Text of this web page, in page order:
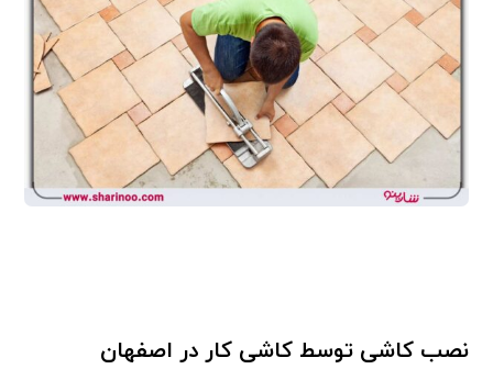
نصب کاشی توسط کاشی کار در اصفهان